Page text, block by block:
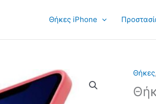
Θήκες iPhone
Θήκες,